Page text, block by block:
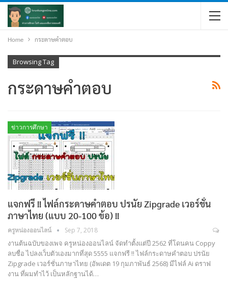
Home กระดาษคำตอบ
Browsing Tag
กระดาษคำตอบ
ข่าวการศึกษา
แจกฟรี !! ไฟล์กระดาษคำตอบ ปรนัย Zipgrade เวอร์ชั่น
ภาษาไทย (แบบ 20-100 ข้อ) !!
ครูหน่องออนไลน์ Sep 7, 2018
งานต้นฉบับของเพจ ครูหน่องออนไลน์ จัดทำตั้งแต่ปี 2562 ที่โดนคน Coppy
ลบชื่อ ไปลงเว็บตัวเองมากที่สุด 5555 แจกฟรี !! ไฟล์กระดาษคำตอบ ปรนัย
Zipgrade เวอร์ชั่นภาษาไทย (อัพเดต 19 กุมภาพันธ์ 2568) มีไฟล์ Ai ดราฟ
งาน ที่ผมทำไว้ เป็นหลักฐานได้…